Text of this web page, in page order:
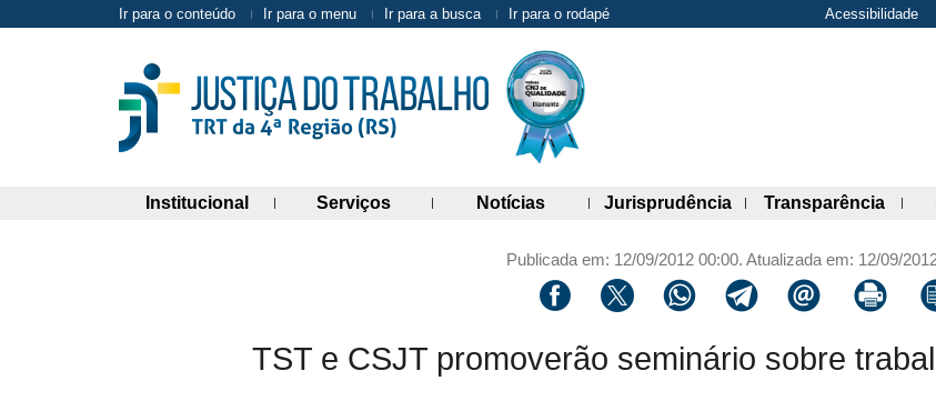
Ir para o conteúdo Ir para o menu Ir para a busca Ir para o rodapé Acessibilidade
Institucional(abre painel de links)
Serviços(abre painel de links)
Notícias(abre painel de links)
Jurisprudência(abre painel de links)
Transparência
Publicada em: 12/09/2012 00:00. Atualizada em: 12/09/
Compartilhar via facebook
Compartilhar via twitter
Compartilhar via whatsapp
Compartilhar via telegram
Compartilhar via
Imprimir a
TST e CSJT promoverão seminário sobre